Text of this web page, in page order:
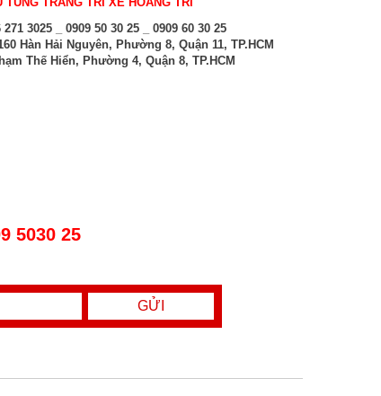
271 3025 _ 0909 50 30 25 _ 0909 60 30 25
Hàn Hải Nguyên, Phường 8, Quận 11, TP.HCM
Thế Hiển, Phường 4, Quận 8, TP.HCM
5030 25